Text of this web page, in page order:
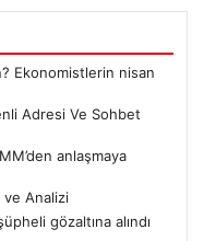
Ekonomistlerin nisan
Adresi Ve Sohbet
anlaşmaya
ve Analizi
gözaltına alındı